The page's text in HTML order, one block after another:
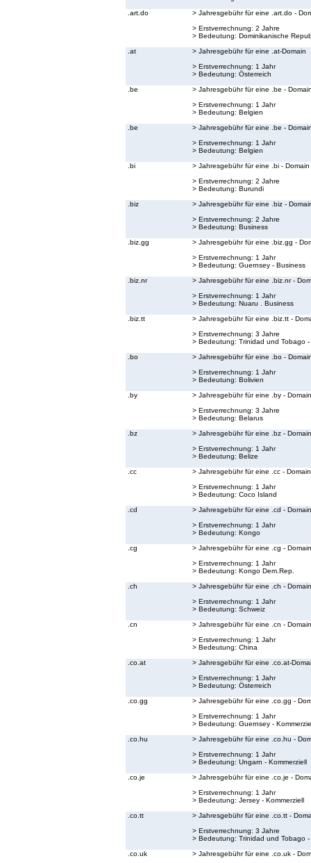
.art.do
> Jahresgebühr für eine .art.do -
> Erstverrechnung: 2 Jahre
> Bedeutung: Dominikanische
.at
> Jahresgebühr für eine .at-Domain
> Erstverrechnung: 1 Jahr
> Bedeutung: Österreich
.be
> Jahresgebühr für eine .be -
> Erstverrechnung: 1 Jahr
> Bedeutung: Belgien
.be
> Jahresgebühr für eine .be -
> Erstverrechnung: 1 Jahr
> Bedeutung: Belgien
.bi
> Jahresgebühr für eine .bi - Domain
> Erstverrechnung: 2 Jahre
> Bedeutung: Burundi
.biz
> Jahresgebühr für eine .biz -
> Erstverrechnung: 2 Jahre
> Bedeutung: Business
.biz.gg
> Jahresgebühr für eine .biz.gg -
> Erstverrechnung: 1 Jahr
> Bedeutung: Guernsey - Business
.biz.nr
> Jahresgebühr für eine .biz.nr -
> Erstverrechnung: 1 Jahr
> Bedeutung: Nuaru . Business
.biz.tt
> Jahresgebühr für eine .biz.tt -
> Erstverrechnung: 3 Jahre
> Bedeutung: Trinidad und Tobago -
.bo
> Jahresgebühr für eine .bo -
> Erstverrechnung: 1 Jahr
> Bedeutung: Bolivien
.by
> Jahresgebühr für eine .by - Domain
> Erstverrechnung: 3 Jahre
> Bedeutung: Belarus
.bz
> Jahresgebühr für eine .bz - Domain
> Erstverrechnung: 1 Jahr
> Bedeutung: Belize
.cc
> Jahresgebühr für eine .cc - Domain
> Erstverrechnung: 1 Jahr
> Bedeutung: Coco Island
.cd
> Jahresgebühr für eine .cd - Domain
> Erstverrechnung: 1 Jahr
> Bedeutung: Kongo
.cg
> Jahresgebühr für eine .cg - Domain
> Erstverrechnung: 1 Jahr
> Bedeutung: Kongo Dem.Rep.
.ch
> Jahresgebühr für eine .ch - Domain
> Erstverrechnung: 1 Jahr
> Bedeutung: Schweiz
.cn
> Jahresgebühr für eine .cn - Domain
> Erstverrechnung: 1 Jahr
> Bedeutung: China
.co.at
> Jahresgebühr für eine .co.at-
> Erstverrechnung: 1 Jahr
> Bedeutung: Österreich
.co.gg
> Jahresgebühr für eine .co.gg -
> Erstverrechnung: 1 Jahr
> Bedeutung: Guernsey -
.co.hu
> Jahresgebühr für eine .co.hu -
> Erstverrechnung: 1 Jahr
> Bedeutung: Ungarn - Kommerziell
.co.je
> Jahresgebühr für eine .co.je -
> Erstverrechnung: 1 Jahr
> Bedeutung: Jersey - Kommerziell
.co.tt
> Jahresgebühr für eine .co.tt -
> Erstverrechnung: 3 Jahre
> Bedeutung: Trinidad und Tobago -
.co.uk
> Jahresgebühr für eine .co.uk -